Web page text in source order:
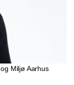
Miljø Aarhus